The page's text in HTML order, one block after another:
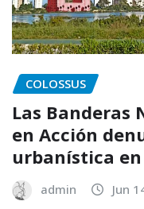
COLOSSUS
Las Banderas
en Acción
urbanística en
admin Jun